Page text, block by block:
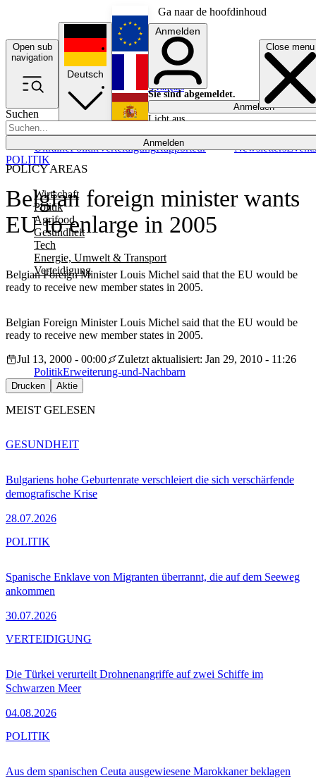
Ga naar de hoofdinhoud
Open sub
navigation
Close menu
Suchen
Anmelden
POLICY AREAS
Wirtschaft
Politik
Agrifood
Gesundheit
Tech
Energie, Umwelt & Transport
Verteidigung
UkrainePolitikVerteidigungRapporteur NewslettersEvents
Deutsch
English
Français
Anmelden
Sie sind abgemeldet.
Anmelden
Licht aus
Belgian foreign minister wants
EU to enlarge in 2005
Belgian Foreign Minister Louis Michel said that the EU would be
ready to receive new member states in 2005.
POLITIK
Belgian Foreign Minister Louis Michel said that the EU would be
ready to receive new member states in 2005.
Jul 13, 2000 - 00:00
Zuletzt aktualisiert: Jan 29, 2010 - 11:26
PolitikErweiterung-und-Nachbarn
Drucken Aktie
MEIST GELESEN
Bulgariens hohe Geburtenrate verschleiert die sich verschärfende
demografische Krise
28.07.2026
GESUNDHEIT
Spanische Enklave von Migranten überrannt, die auf dem Seeweg
ankommen
30.07.2026
POLITIK
Die Türkei verurteilt Drohnenangriffe auf zwei Schiffe im
Schwarzen Meer
04.08.2026
VERTEIDIGUNG
Aus dem spanischen Ceuta ausgewiesene Marokkaner beklagen
POLITIK